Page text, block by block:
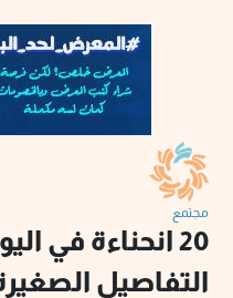
مجتمع
20 انحناءة في
التفاصيل